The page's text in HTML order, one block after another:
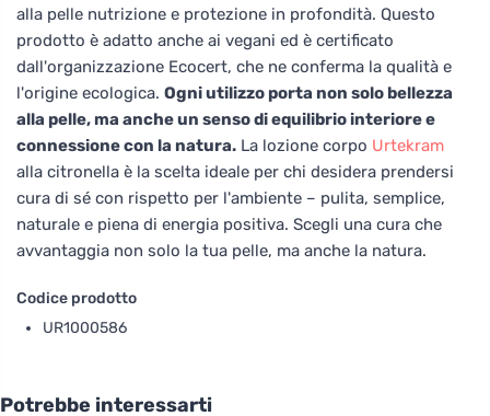
alla pelle nutrizione e protezione in profondità. Questo
prodotto è adatto anche ai vegani ed è certificato
dall'organizzazione Ecocert, che ne conferma la qualità e
l'origine ecologica. Ogni utilizzo porta non solo bellezza
alla pelle, ma anche un senso di equilibrio interiore e
connessione con la natura. La lozione corpo Urtekram
alla citronella è la scelta ideale per chi desidera prendersi
cura di sé con rispetto per l'ambiente – pulita, semplice,
naturale e piena di energia positiva. Scegli una cura che
avvantaggia non solo la tua pelle, ma anche la natura.
Codice prodotto
UR1000586
Potrebbe interessarti